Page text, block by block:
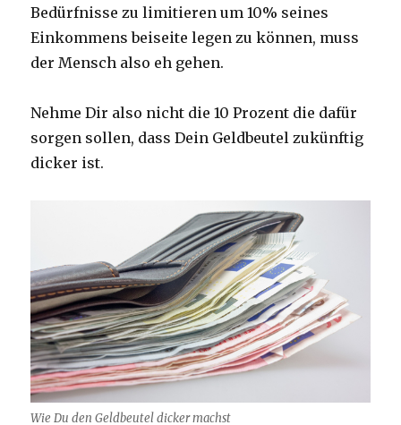
Bedürfnisse zu limitieren um 10% seines
Einkommens beiseite legen zu können, muss
der Mensch also eh gehen.
Nehme Dir also nicht die 10 Prozent die dafür
sorgen sollen, dass Dein Geldbeutel zukünftig
dicker ist.
Wie Du den Geldbeutel dicker machst